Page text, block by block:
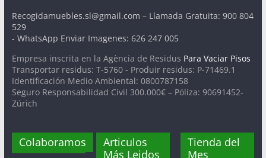
Recogidamuebles.sl@gmail.com – Llamada Gratuita: 900 804
529
- WhatsApp Enviar Imagenes: 626 247 005
Empresa inscrita en la Agència de Residus Para Vaciar Pisos
Transportar residus: T-5760 - Produir residus: P-71469.1
Identificación Medio Ambiental: 0800787158
Seguro Responsabilidad Civil 300.000€ – Póliza: 90691452-
Zúrich
Colaboramos
Articulos
Más Leidos
Tienda del
Mes